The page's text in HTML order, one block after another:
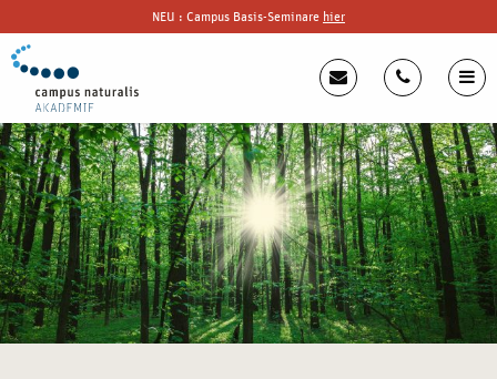
NEU : Campus Basis-Seminare hier